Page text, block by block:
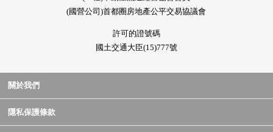
(國營公司)首都圈房地產公平交易協議會
許可的證號碼
國土交通大臣(15)777號
關於我們
隱私保護條款